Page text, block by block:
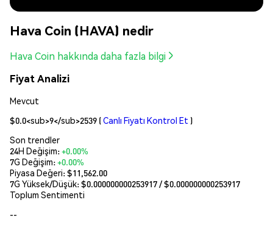
Hava Coin (HAVA) nedir
Hava Coin hakkında daha fazla bilgi
Fiyat Analizi
Mevcut
$0.0<sub>9</sub>2539 (Canlı Fiyatı Kontrol Et )
Son trendler
24H Değişim:+0.00%
7G Değişim:+0.00%
Piyasa Değeri:$11,562.00
7G Yüksek/Düşük: $0.000000000253917 / $0.000000000253917
Toplum Sentimenti
--